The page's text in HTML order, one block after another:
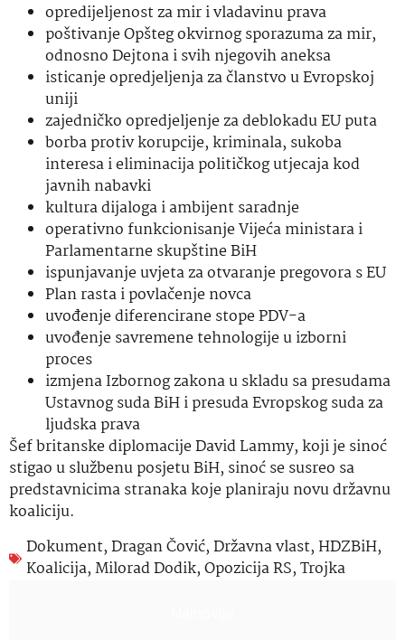
opredijeljenost za mir i vladavinu prava
poštivanje Opšteg okvirnog sporazuma za mir,
odnosno Dejtona i svih njegovih aneksa
isticanje opredjeljenja za članstvo u Evropskoj
uniji
zajedničko opredjeljenje za deblokadu EU puta
borba protiv korupcije, kriminala, sukoba
interesa i eliminacija političkog utjecaja kod
javnih nabavki
kultura dijaloga i ambijent saradnje
operativno funkcionisanje Vijeća ministara i
Parlamentarne skupštine BiH
ispunjavanje uvjeta za otvaranje pregovora s EU
Plan rasta i povlačenje novca
uvođenje diferencirane stope PDV-a
uvođenje savremene tehnologije u izborni
proces
izmjena Izbornog zakona u skladu sa presudama
Ustavnog suda BiH i presuda Evropskog suda za
ljudska prava
Šef britanske diplomacije David Lammy, koji je sinoć
stigao u službenu posjetu BiH, sinoć se susreo sa
predstavnicima stranaka koje planiraju novu državnu
koaliciju.
Dokument,Dragan Čović,Državna vlast,HDZBiH,
Koalicija,Milorad Dodik,Opozicija RS,Trojka